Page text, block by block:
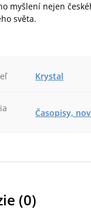
myšlení nejen
světa.
Krystal
Časopisy,
(0)